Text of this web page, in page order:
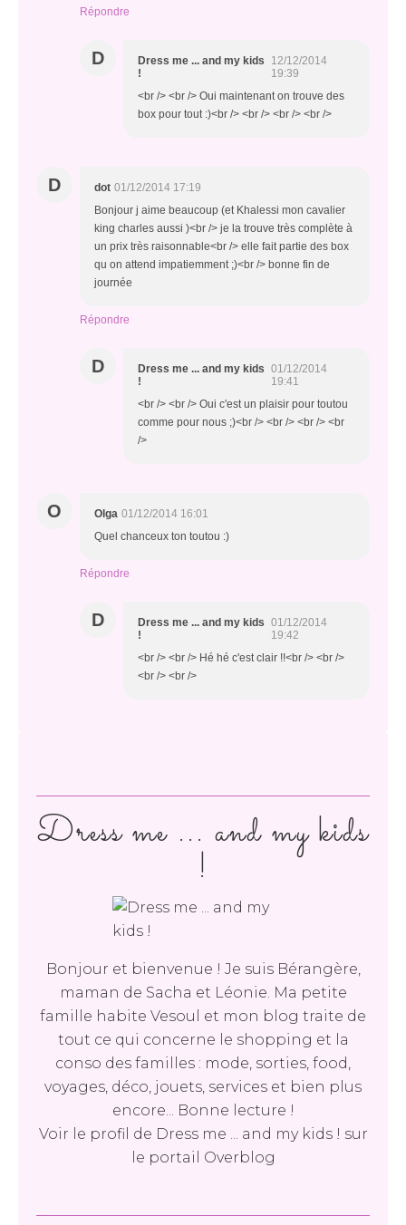
Répondre
D
Dress me ... and my kids
!
12/12/2014
19:39
<br /> <br /> Oui maintenant on trouve des
box pour tout :)<br /> <br /> <br /> <br />
D dot 01/12/2014 17:19
Bonjour j aime beaucoup (et Khalessi mon cavalier
king charles aussi )<br /> je la trouve très complète à
un prix très raisonnable<br /> elle fait partie des box
qu on attend impatiemment ;)<br /> bonne fin de
journée
Répondre
D
Dress me ... and my kids
!
01/12/2014
19:41
<br /> <br /> Oui c'est un plaisir pour toutou
comme pour nous ;)<br /> <br /> <br /> <br
/>
O Olga 01/12/2014 16:01
Quel chanceux ton toutou :)
Répondre
D
Dress me ... and my kids
!
01/12/2014
19:42
<br /> <br /> Hé hé c'est clair !!<br /> <br />
<br /> <br />
Dress me ... and my kids
!
Bonjour et bienvenue ! Je suis Bérangère,
maman de Sacha et Léonie. Ma petite
famille habite Vesoul et mon blog traite de
tout ce qui concerne le shopping et la
conso des familles : mode, sorties, food,
voyages, déco, jouets, services et bien plus
encore... Bonne lecture !
Voir le profil de Dress me ... and my kids ! sur
le portail Overblog